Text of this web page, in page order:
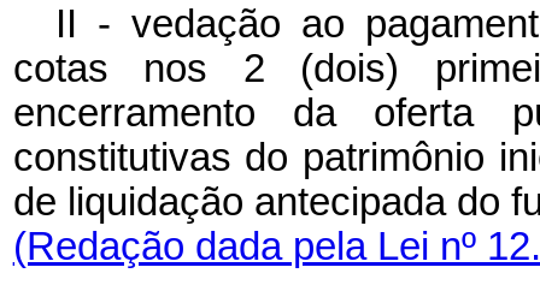
II - vedação ao
cotas nos 2 (dois)
encerramento da oferta
constitutivas do patrimônio
de liquidação antecipada do
(Redação dada pela Lei nº